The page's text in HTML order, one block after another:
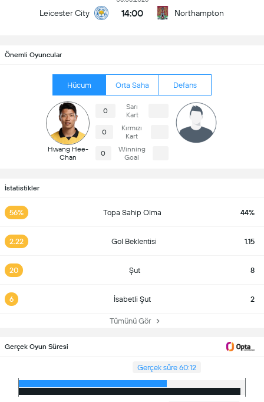
Leicester City 14:00 Northampton
Önemli Oyuncular
Hücum Orta Saha Defans
Hwang Hee-
Chan
0
Sarı
Kart
0
Kırmızı
Kart
0
Winning
Goal
İstatistikler
56% Topa Sahip Olma 44%
2.22 Gol Beklentisi 1.15
20 Şut 8
6 İsabetli Şut 2
Tümünü Gör
Gerçek Oyun Süresi
Gerçek süre 60:12